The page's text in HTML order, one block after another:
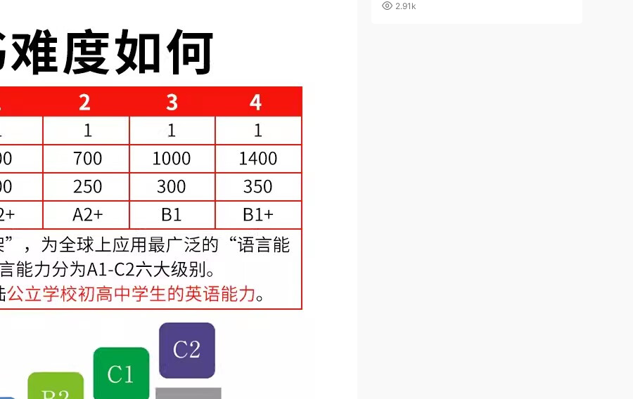
2.91k